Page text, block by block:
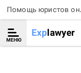
Помощь юристов
МЕНЮ
Explawyer